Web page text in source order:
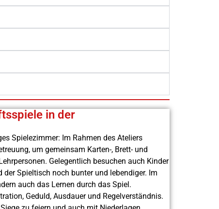
in der
Spielezimmer: Im Rahmen des Ateliers
um gemeinsam Karten-, Brett- und
Gelegentlich besuchen auch Kinder
Spieltisch noch bunter und lebendiger. Im
auch das Lernen durch das Spiel.
Geduld, Ausdauer und Regelverständnis.